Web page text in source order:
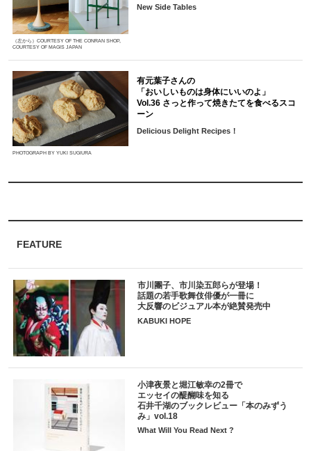
FEATURE
市川團子、市川染五郎らが登場！
話題の若手歌舞伎俳優が一冊に
大反響のビジュアル本が絶賛発売中
KABUKI HOPE
小津夜景と堀江敏幸の2冊で
エッセイの醍醐味を知る
石井千湖のブックレビュー「本のみずう
み」vol.18
What Will You Read Next ?
（左から）COURTESY OF THE CONRAN SHOP,
COURTESY OF MAGIS JAPAN
New Side Tables
PHOTOGRAPH BY YUKI SUGIURA
有元葉子さんの
「おいしいものは身体にいいのよ」
Vol.36 さっと作って焼きたてを食べるスコ
ーン
Delicious Delight Recipes！